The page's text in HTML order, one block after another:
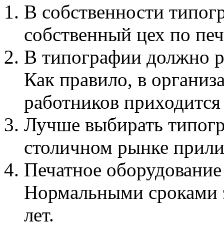
В собственности
собственный цех по
В типографии должно
Как правило, в
работников
Лучше выбирать
столичном рынке
Печатное
Нормальными сроками
лет.